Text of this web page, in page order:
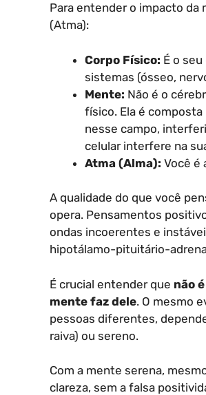
Para entender o impacto da
(Atma):
Corpo Físico: É o
sistemas (ósseo,
Mente: Não é o
físico. Ela é composta
nesse campo,
celular interfere na
Atma (Alma): Você é
A qualidade do que você
opera. Pensamentos
ondas incoerentes e
hipotálamo-pituitário-
É crucial entender que não
mente faz dele. O mesmo
pessoas diferentes,
raiva) ou sereno.
Com a mente serena,
clareza, sem a falsa